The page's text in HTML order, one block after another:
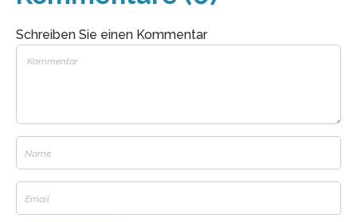
Schreiben Sie einen Kommentar